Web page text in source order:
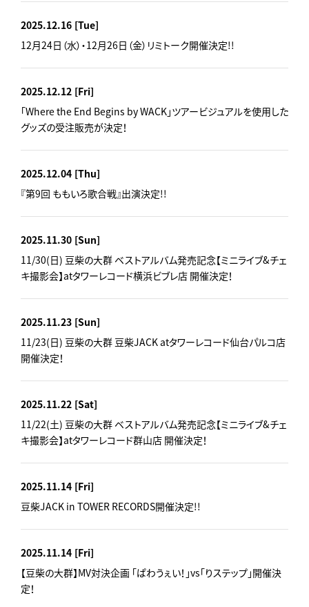
2025.12.16 [Tue]
12月24日（水）・12月26日（金）リミトーク開催決定!!
2025.12.12 [Fri]
「Where the End Begins by WACK」ツアービジュアルを使用した
グッズの受注販売が決定！
2025.12.04 [Thu]
『第9回 ももいろ歌合戦』出演決定!!
2025.11.30 [Sun]
11/30(日) 豆柴の大群 ベストアルバム発売記念【ミニライブ&チェ
キ撮影会】atタワーレコード横浜ビブレ店 開催決定！
2025.11.23 [Sun]
11/23(日) 豆柴の大群 豆柴JACK atタワーレコード仙台パルコ店
開催決定！
2025.11.22 [Sat]
11/22(土) 豆柴の大群 ベストアルバム発売記念【ミニライブ&チェ
キ撮影会】atタワーレコード群山店 開催決定！
2025.11.14 [Fri]
豆柴JACK in TOWER RECORDS開催決定!!
2025.11.14 [Fri]
【豆柴の大群】MV対決企画 「ぱわうぇい！」vs「りステップ」開催決
定！